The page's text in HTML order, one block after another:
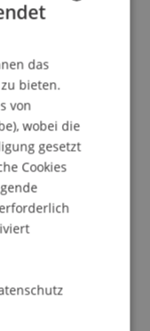
in
das
bieten.
von
wobei die
gesetzt
Cookies